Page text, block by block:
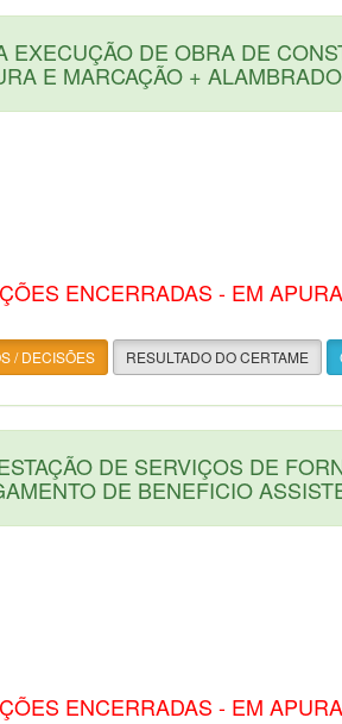
DE OBRA DE
E MARCAÇÃO +
ENCERRADAS - EM
/ DECISÕES RESULTADO DO CERTAME
DE SERVIÇOS DE
DE BENEFICIO
ENCERRADAS - EM